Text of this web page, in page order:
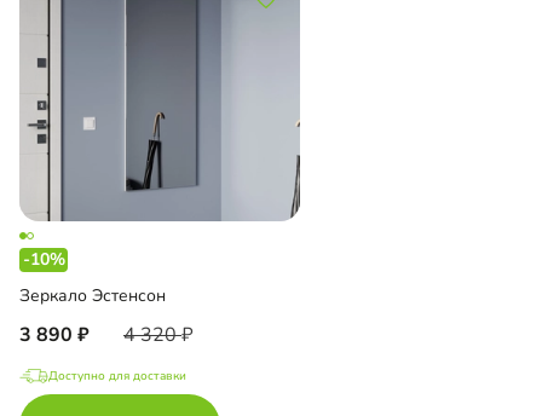
-10%
Зеркало Эстенсон
3 890 4 320
Доступно для доставки